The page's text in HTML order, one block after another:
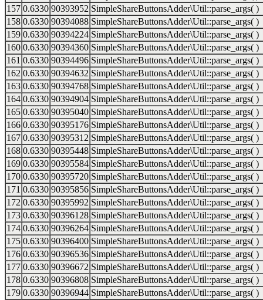
157 0.6330 90393952 SimpleShareButtonsAdder\Util::parse_args( )
158 0.6330 90394088 SimpleShareButtonsAdder\Util::parse_args( )
159 0.6330 90394224 SimpleShareButtonsAdder\Util::parse_args( )
160 0.6330 90394360 SimpleShareButtonsAdder\Util::parse_args( )
161 0.6330 90394496 SimpleShareButtonsAdder\Util::parse_args( )
162 0.6330 90394632 SimpleShareButtonsAdder\Util::parse_args( )
163 0.6330 90394768 SimpleShareButtonsAdder\Util::parse_args( )
164 0.6330 90394904 SimpleShareButtonsAdder\Util::parse_args( )
165 0.6330 90395040 SimpleShareButtonsAdder\Util::parse_args( )
166 0.6330 90395176 SimpleShareButtonsAdder\Util::parse_args( )
167 0.6330 90395312 SimpleShareButtonsAdder\Util::parse_args( )
168 0.6330 90395448 SimpleShareButtonsAdder\Util::parse_args( )
169 0.6330 90395584 SimpleShareButtonsAdder\Util::parse_args( )
170 0.6330 90395720 SimpleShareButtonsAdder\Util::parse_args( )
171 0.6330 90395856 SimpleShareButtonsAdder\Util::parse_args( )
172 0.6330 90395992 SimpleShareButtonsAdder\Util::parse_args( )
173 0.6330 90396128 SimpleShareButtonsAdder\Util::parse_args( )
174 0.6330 90396264 SimpleShareButtonsAdder\Util::parse_args( )
175 0.6330 90396400 SimpleShareButtonsAdder\Util::parse_args( )
176 0.6330 90396536 SimpleShareButtonsAdder\Util::parse_args( )
177 0.6330 90396672 SimpleShareButtonsAdder\Util::parse_args( )
178 0.6330 90396808 SimpleShareButtonsAdder\Util::parse_args( )
179 0.6330 90396944 SimpleShareButtonsAdder\Util::parse_args( )